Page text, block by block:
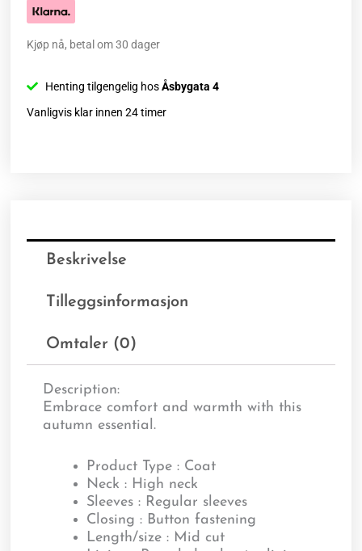
Kjøp nå, betal om 30 dager
Henting tilgengelig hosÅsbygata 4
Vanligvis klar innen 24 timer
Beskrivelse
Tilleggsinformasjon
Omtaler (0)
Description:
Embrace comfort and warmth with this
autumn essential.
Product Type : Coat
Neck : High neck
Sleeves : Regular sleeves
Closing : Button fastening
Length/size : Mid cut